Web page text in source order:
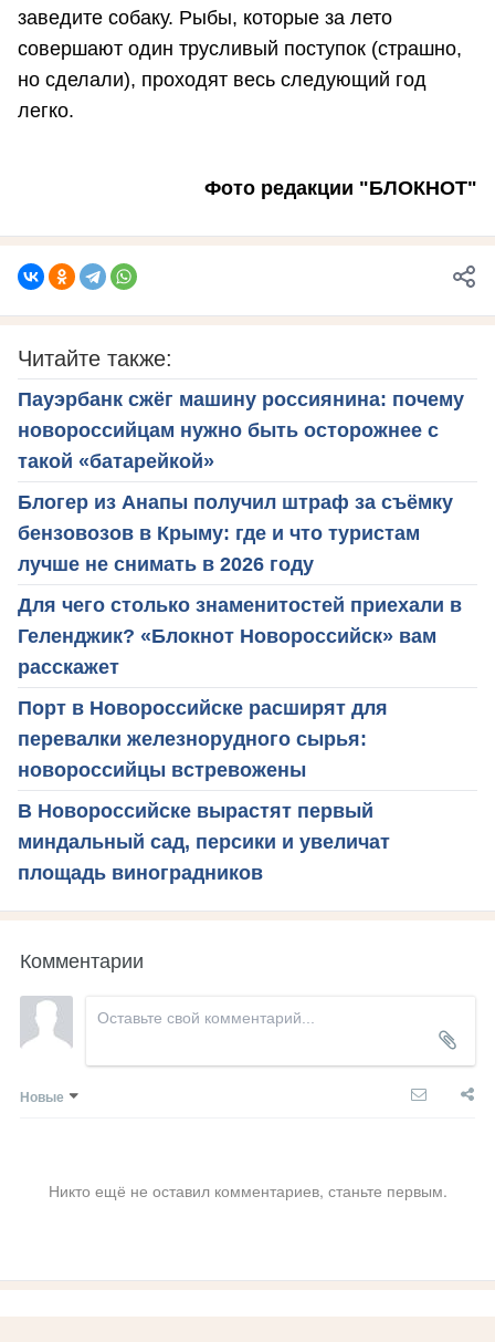
заведите собаку. Рыбы, которые за лето
совершают один трусливый поступок (страшно,
но сделали), проходят весь следующий год
легко.
Фото редакции "БЛОКНОТ"
Читайте также:
Пауэрбанк сжёг машину россиянина: почему
новороссийцам нужно быть осторожнее с
такой «батарейкой»
Блогер из Анапы получил штраф за съёмку
бензовозов в Крыму: где и что туристам
лучше не снимать в 2026 году
Для чего столько знаменитостей приехали в
Геленджик? «Блокнот Новороссийск» вам
расскажет
Порт в Новороссийске расширят для
перевалки железнорудного сырья:
новороссийцы встревожены
В Новороссийске вырастят первый
миндальный сад, персики и увеличат
площадь виноградников
Комментарии
Новые
Никто ещё не оставил комментариев, станьте первым.